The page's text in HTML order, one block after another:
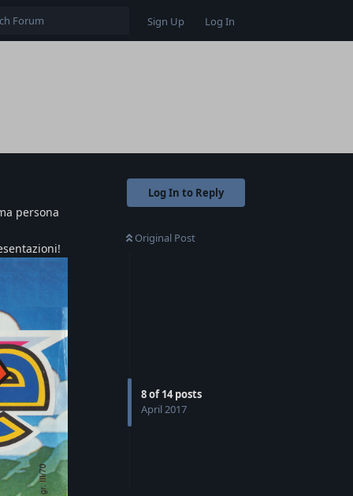
Sign Up Log In
Log In to Reply
Original Post
8of14posts
April 2017
persona